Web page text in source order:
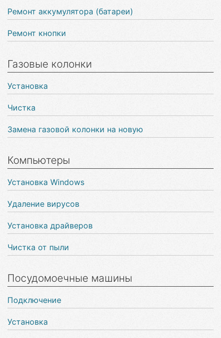
Ремонт аккумулятора (батареи)
Ремонт кнопки
Газовые колонки
Установка
Чистка
Замена газовой колонки на новую
Компьютеры
Установка Windows
Удаление вирусов
Установка драйверов
Чистка от пыли
Посудомоечные машины
Подключение
Установка